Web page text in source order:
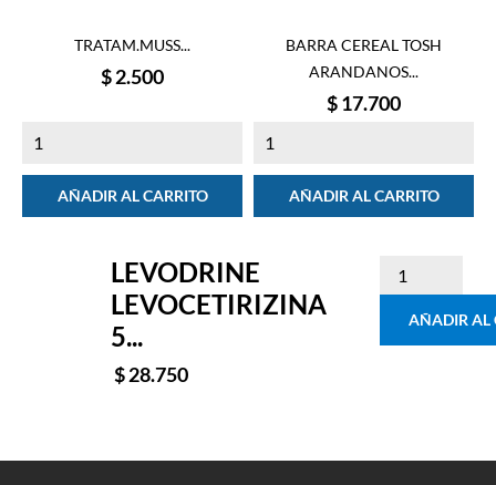
TRATAM.MUSS...
Precio
$ 2.500
AÑADIR AL CARRITO
BARRA CEREAL TOSH
ARANDANOS...
Precio
$ 17.700
AÑADIR AL CARRITO
LEVODRINE
LEVOCETIRIZINA
5...
$ 28.750
AÑADIR AL